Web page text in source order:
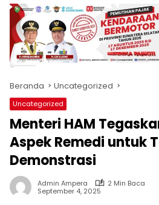
produk
antara
lain
mampu
menjadi
komunikasi
usaha
(beriklan),
fokus
pada
pemberitaan
nasional
maupun
international,
Beranda Uncategorized
Uncategorized
Menteri HAM
Aspek Remedi untuk
Demonstrasi
Admin Ampera
2 Min Baca
September 4, 2025